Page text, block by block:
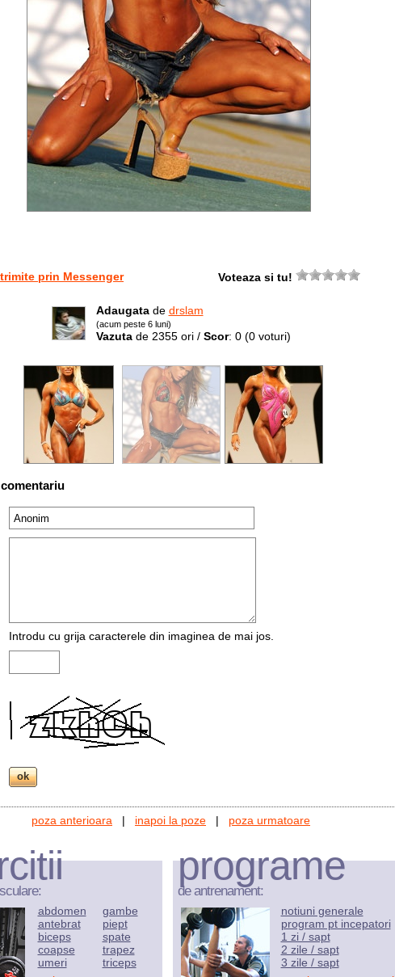
trimite prin Messenger Voteaza si tu!
Adaugatade drslam
(acum peste 6 luni)
Vazutade 2355 ori / Scor: 0 (0 voturi)
Introdu cu grija caracterele din imaginea de mai jos.
poza anterioara | inapoi la poze | poza urmatoare
abdomen
antebrat
biceps
coapse
umeri
gambe
piept
spate
trapez
triceps
programe
de antrenament:
notiuni generale
program pt incepatori
1 zi / sapt
2 zile / sapt
3 zile / sapt